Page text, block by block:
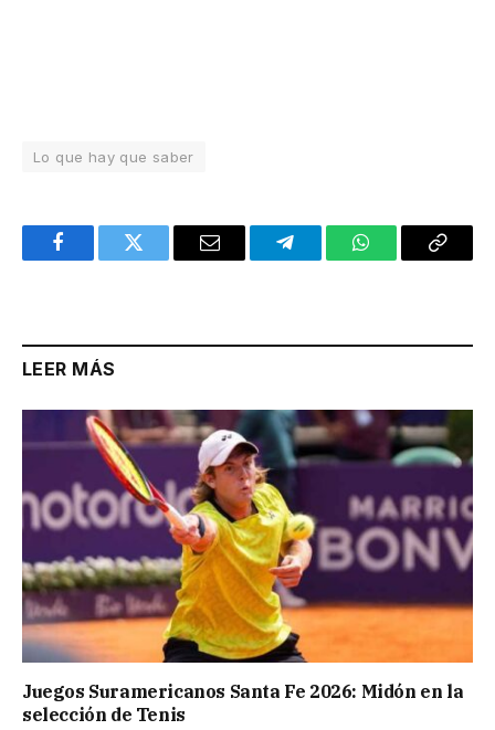
Lo que hay que saber
FacebookTwitter Email TelegramWhatsAppCopy
LEER MÁS
Juegos Suramericanos Santa Fe 2026: Midón en la
selección de Tenis